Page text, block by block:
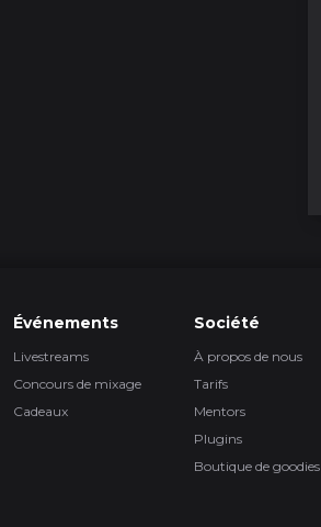
1h 41m
Événements
Livestreams
Concours de mixage
Cadeaux
Société
À propos de nous
Tarifs
Mentors
Plugins
Boutique de goodies